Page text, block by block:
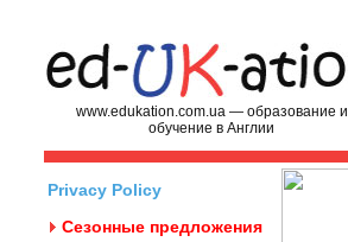
www.edukation.com.ua — образование и
обучение в Англии
Privacy Policy
Сезонные предложения